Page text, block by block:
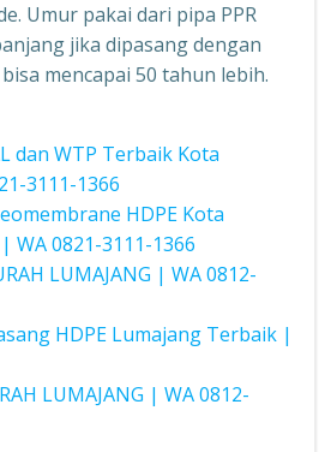
Umur pakai dari pipa PPR
jika dipasang dengan
mencapai 50 tahun lebih.
dan WTP Terbaik Kota
3111-1366
HDPE Kota
0821-3111-1366
LUMAJANG | WA 0812-
HDPE Lumajang Terbaik |
LUMAJANG | WA 0812-